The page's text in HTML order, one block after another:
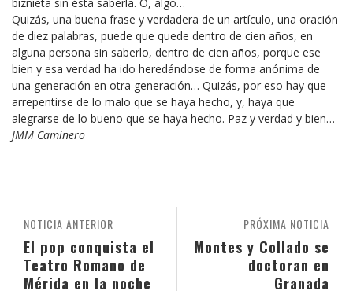
Quizás, una buena frase y verdadera de un artículo, una oración
de diez palabras, puede que quede dentro de cien años, en
alguna persona sin saberlo, dentro de cien años, porque ese
bien y esa verdad ha ido heredándose de forma anónima de
una generación en otra generación… Quizás, por eso hay que
arrepentirse de lo malo que se haya hecho, y, haya que
alegrarse de lo bueno que se haya hecho. Paz y verdad y bien…
JMM Caminero
PRÓXIMA NOTICIA
Montes y Collado se
doctoran en
Granada
NOTICIA ANTERIOR
El pop conquista el
Teatro Romano de
Mérida en la noche